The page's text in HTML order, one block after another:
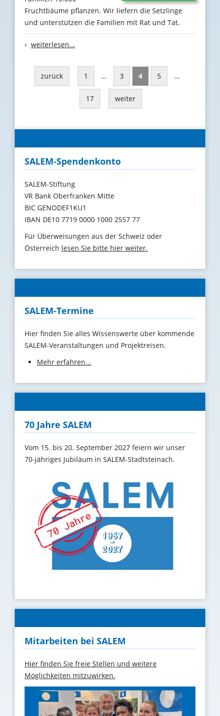
Fruchtbäume pflanzen. Wir liefern die Setzlinge
und unterstützen die Familien mit Rat und Tat.
› weiterlesen...
zurück 1 … 3 4 5 …
17 weiter
SALEM-Spendenkonto
SALEM-Stiftung
VR Bank Oberfranken Mitte
BIC GENODEF1KU1
IBAN DE10 7719 0000 1000 2557 77
Für Überweisungen aus der Schweiz oder
Österreich lesen Sie bitte hier weiter.
SALEM-Termine
Hier finden Sie alles Wissenswerte über kommende
SALEM-Veranstaltungen und Projektreisen.
Mehr erfahren...
70 Jahre SALEM
Vom 15. bis 20. September 2027 feiern wir unser
70-jähriges Jubiläum in SALEM-Stadtsteinach.
Mitarbeiten bei SALEM
Hier finden Sie freie Stellen und weitere
Möglichkeiten mitzuwirken.